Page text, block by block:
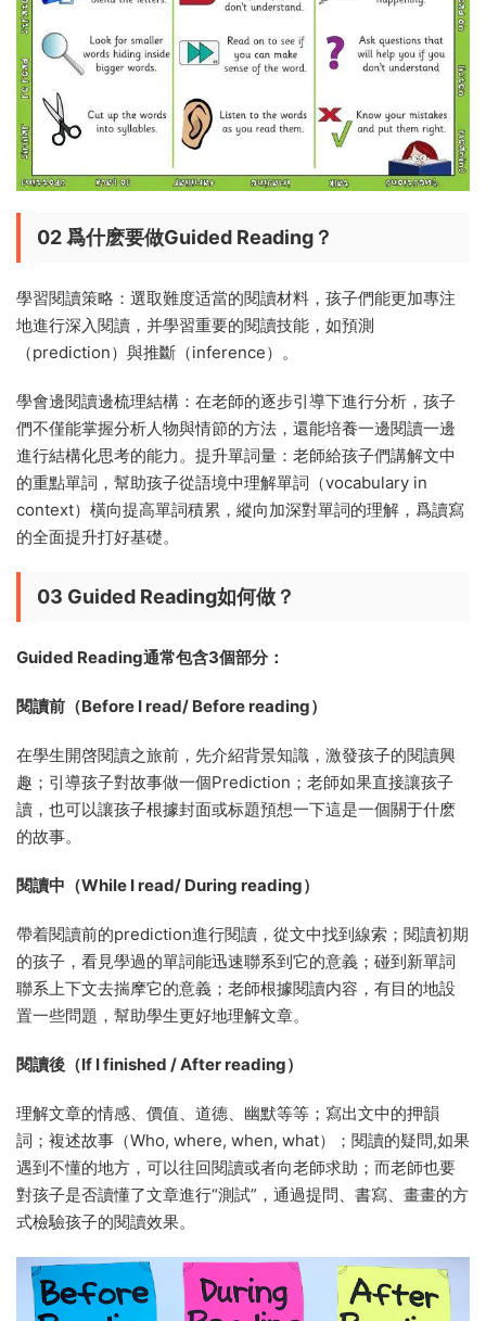
02爲什麽要做Guided Reading？
學習閱讀策略：選取難度适當的閱讀材料，孩子們能更加專注
地進行深入閱讀，并學習重要的閱讀技能，如預測
（prediction）與推斷（inference）。
學會邊閱讀邊梳理結構：在老師的逐步引導下進行分析，孩子
們不僅能掌握分析人物與情節的方法，還能培養一邊閱讀一邊
進行結構化思考的能力。提升單詞量：老師給孩子們講解文中
的重點單詞，幫助孩子從語境中理解單詞（vocabulary in
context）橫向提高單詞積累，縱向加深對單詞的理解，爲讀寫
的全面提升打好基礎。
03 Guided Reading如何做？
Guided Reading通常包含3個部分：
閱讀前（Before I read/ Before reading）
在學生開啓閱讀之旅前，先介紹背景知識，激發孩子的閱讀興
趣；引導孩子對故事做一個Prediction；老師如果直接讓孩子
讀，也可以讓孩子根據封面或标題預想一下這是一個關于什麽
的故事。
閱讀中（While I read/ During reading）
帶着閱讀前的prediction進行閱讀，從文中找到線索；閱讀初期
的孩子，看見學過的單詞能迅速聯系到它的意義；碰到新單詞
聯系上下文去揣摩它的意義；老師根據閱讀内容，有目的地設
置一些問題，幫助學生更好地理解文章。
閱讀後（If I finished / After reading）
理解文章的情感、價值、道德、幽默等等；寫出文中的押韻
詞；複述故事（Who, where, when, what）；閱讀的疑問,如果
遇到不懂的地方，可以往回閱讀或者向老師求助；而老師也要
對孩子是否讀懂了文章進行“測試”，通過提問、書寫、畫畫的方
式檢驗孩子的閱讀效果。